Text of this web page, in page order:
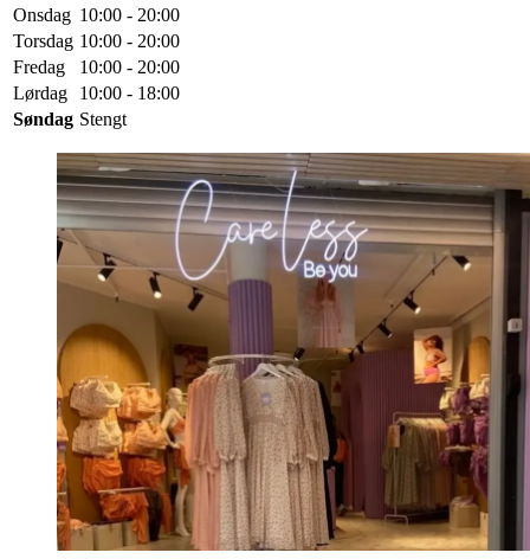
Onsdag 10:00 - 20:00
Torsdag 10:00 - 20:00
Fredag
10:00 - 20:00
Lørdag
10:00 - 18:00
Søndag Stengt